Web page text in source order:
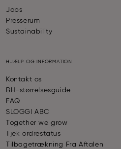
Jobs
Presserum
Sustainability
HJÆLP OG INFORMATION
Kontakt os
BH-størrelsesguide
FAQ
SLOGGI ABC
Together we grow
Tjek ordrestatus
Tilbagetrækning Fra Aftalen